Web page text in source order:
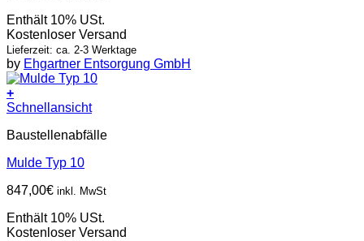
Enthält 10% USt.
Kostenloser Versand
Lieferzeit: ca. 2-3 Werktage
by Ehgartner Entsorgung GmbH
+
Schnellansicht
Baustellenabfälle
Mulde Typ 10
847,00€ inkl. MwSt
Enthält 10% USt.
Kostenloser Versand